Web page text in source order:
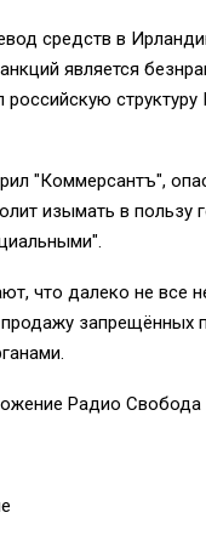
средств в
является
"Коммерсантъ",
изымать в
что далеко не все
запрещённых
Радио Свобода